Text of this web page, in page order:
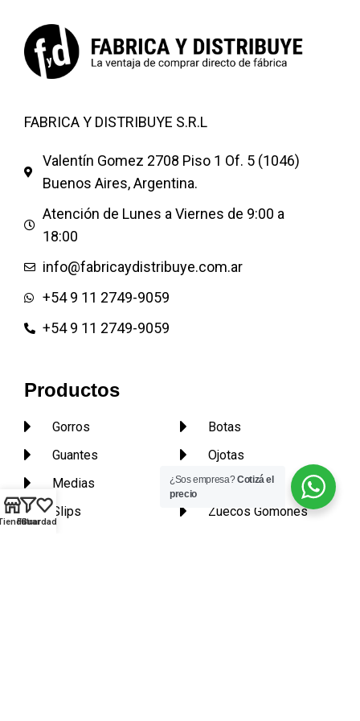
FABRICA Y DISTRIBUYE S.R.L
Valentín Gomez 2708 Piso 1 Of. 5 (1046)
Buenos Aires, Argentina.
Atención de Lunes a Viernes de 9:00 a
18:00
info@fabricaydistribuye.com.ar
+54 9 11 2749-9059
+54 9 11 2749-9059
Productos
Gorros
Guantes
Medias
Slips
Botas
Ojotas
Pantuflas
Zuecos Gomones
Filtrar
Guardados
¿Sos empresa?Cotizá el
precio